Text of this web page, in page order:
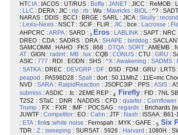
HTCIA: IACOS : UT/RUS : Boffa:JANET : JICC : ReMOB :
: LLC : DERA : JIC :rip :rb : Wu : Mavricks: BIOL: ^? :
NARAS : DDIS : BCCI : BRGE : SARL : JICA : Skully :
: Lexis-Nexis : NSCT : SCIF : FLiR : JIC : bce : Lacrosse :
AHPCRC :ARPA: SARD : 2 Eros : LABLINK : SAPT : NRC
DREO : CDA : SADRS : DRA :SHAPE : birddog :
SAMCOMM : HAHO : FKS : 868 : DTQA: SORT: AMEMB :
AT : GIGN :radint: MB: lux: CQB : CONUS : CTU :GRU :
ASIC :777 : RDI : EODN : SHS :^X :Awakening : SADMS:
:SATKA: DREC : DEVGRP : DF: DSD : FDM : GRU : LRTS
peapod : PA598D28 :Spall : dort : 50.11MhZ : 11E=mc
NVD :SARA: RaipidReaction : JSOFC3IP : PPS :ASIS :
submiss : ASDIC : .tc : 2EME REP : 4 Firefly: FID : 7NL
T2S2 : STaC : DNR : NADDIS : CFD :quarter : Cornflower
Trump : FX : FXR : IMF : POCSAG :regards : Brichards
JUWTF :Competitor : EO : Cahn : JTF : Nash : ISSAA :
: ETA: finks :white noise : Fernspah : MYK : GAFE : 5 Six
TDR : Z: sweeping : SURSAT : 5926 : Harvard : 1080H :